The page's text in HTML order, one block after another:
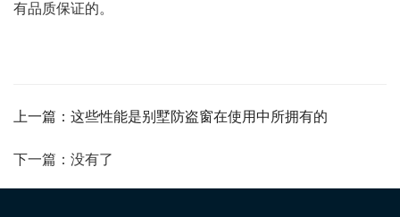
有品质保证的。
上一篇：这些性能是别墅防盗窗在使用中所拥有的
下一篇：没有了